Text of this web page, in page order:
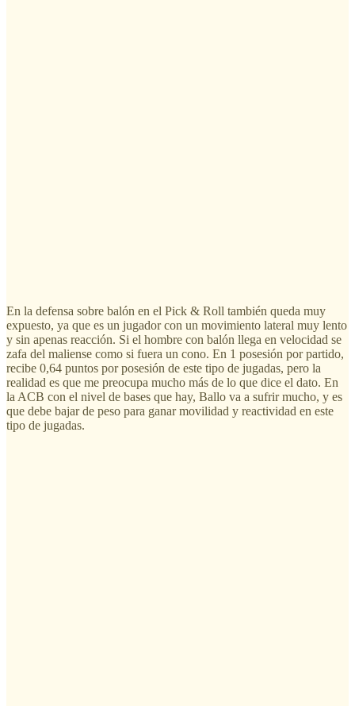
En la defensa sobre balón en el Pick & Roll también queda muy
expuesto, ya que es un jugador con un movimiento lateral muy lento
y sin apenas reacción. Si el hombre con balón llega en velocidad se
zafa del maliense como si fuera un cono. En 1 posesión por partido,
recibe 0,64 puntos por posesión de este tipo de jugadas, pero la
realidad es que me preocupa mucho más de lo que dice el dato. En
la ACB con el nivel de bases que hay, Ballo va a sufrir mucho, y es
que debe bajar de peso para ganar movilidad y reactividad en este
tipo de jugadas.